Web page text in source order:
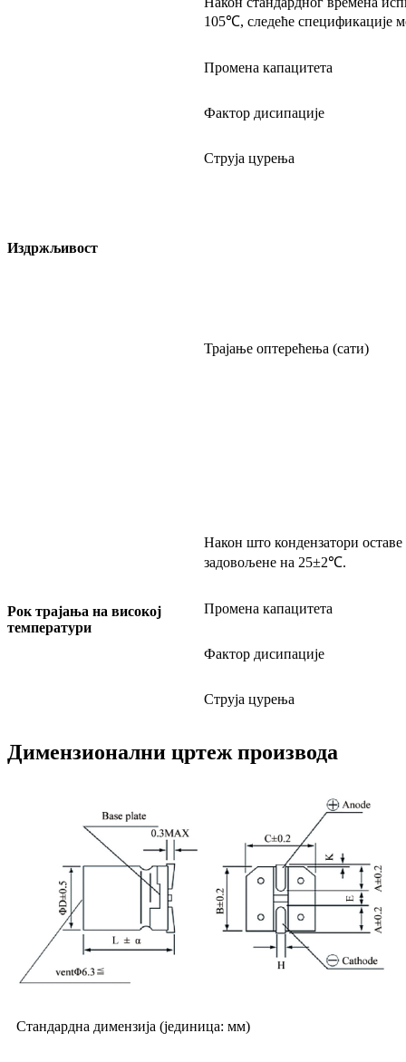
Издржљивост
105℃, следеће спецификације
Промена капацитета
Фактор дисипације
Струја цурења
Трајање оптерећења (сати)
Рок трајања на високој
температури
Након што кондензатори
задовољене на 25±2℃.
Промена капацитета
Фактор дисипације
Струја цурења
Димензионални цртеж производа
Стандардна димензија (јединица: мм)